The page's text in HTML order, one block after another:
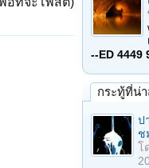
--ED 4449
กระทู้ที่น่
ป
ช
โ